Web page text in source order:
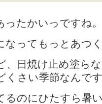
ったかいっですね。
なってもっとあつ
、日焼け止め塗ら
くさい季節なんで
るのにひたすら暑